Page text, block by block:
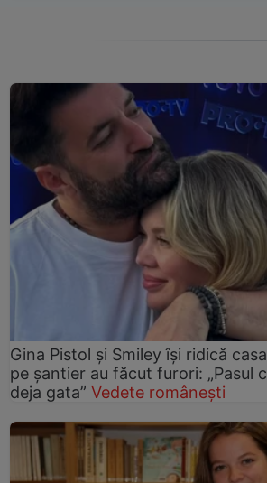
Gina Pistol și Smiley își ridică
pe șantier au făcut furori: „Pasul
deja gata” Vedete românești